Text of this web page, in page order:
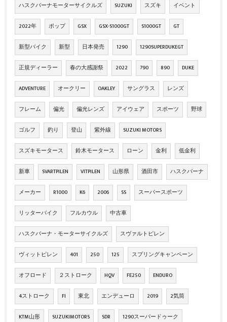
ハスクバーナモーターサイクルズ SUZUKI スズキ イベント
2022年 ポップ GSX GSX-S1000GT S1000GT GT
新型バイク 新型 日本発売 1290 1290SUPERDUKEGT
正規ディーラー 春の大感謝祭 2022 790 890 DUKE
ADVENTURE オークリー OAKLEY サングラス レンズ
フレーム 偏光 偏光レンズ アイウェア スポーツ 野球
ゴルフ 釣り 登山 紫外線 SUZUKI MOTORS
スズキモータース 鈴木モータース ローン 金利 低金利
新車 SVARTPILEN VITPILEN 山形県 酒田市 ハスクバーナ
メーカー R1000 K6 2006 SS スーパースポーツ
リッターバイク フルカウル 中古車
ハスクバーナ・モーターサイクルズ スヴァルトピレン
ヴィットピレン 401 250 125 スプリングキャンペーン
オフロード ２ストローク HQV FE250 ENDURO
4ストローク FI 東北 エンデューロ 2019 2気筒
KTM山形 SUZUKIMOTORS SDR 1290スーパードゥーク